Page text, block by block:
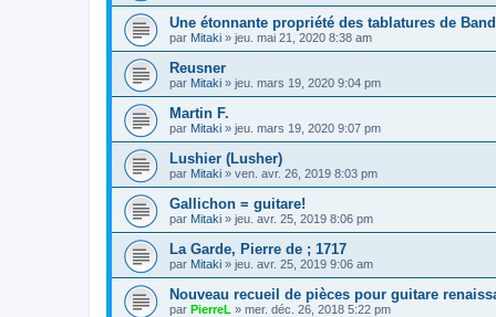
Une étonnante propriété des tablatures de
par Mitaki » jeu. mai 21, 2020 8:38 am
Reusner
par Mitaki » jeu. mars 19, 2020 9:04 pm
Martin F.
par Mitaki » jeu. mars 19, 2020 9:07 pm
Lushier (Lusher)
par Mitaki » ven. avr. 26, 2019 8:03 pm
Gallichon = guitare!
par Mitaki » jeu. avr. 25, 2019 8:06 pm
La Garde, Pierre de ; 1717
par Mitaki » jeu. avr. 25, 2019 9:06 am
Nouveau recueil de pièces pour guitare
par PierreL » mer. déc. 26, 2018 5:22 pm